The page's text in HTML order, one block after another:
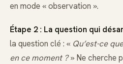
en mode « observation ».
Étape 2 : La question qui
la question clé : « Qu’est-ce
en ce moment ?» Ne cherche